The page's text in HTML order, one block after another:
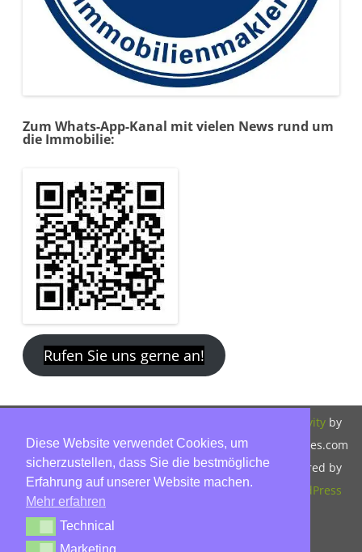
Zum Whats-App-Kanal mit vielen News rund um
die Immobilie:
Rufen Sie uns gerne an!
Hinnerk Warter,
Warter-
Immobilien,
Lübeck, Tel: 0451-
unsere
Datenschutzerklärung.
ZeroGravityby
GalussoThemes.com
Powered by
WordPress
Diese Website verwendet Cookies, um
sicherzustellen, dass Sie die bestmögliche
Erfahrung auf unserer Website machen.
Mehr erfahren
TechnicalTechnical
Marketing